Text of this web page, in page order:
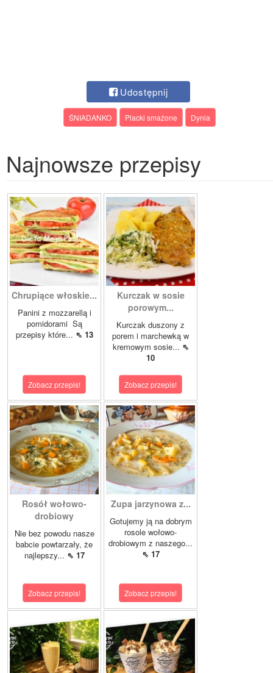
Udostępnij
ŚNIADANKO Placki smażone Dynia
Najnowsze przepisy
Chrupiące włoskie...
Panini z mozzarellą i
pomidorami Są
przepisy które... ⇖ 13
Zobacz przepis!
Kurczak w sosie
porowym...
Kurczak duszony z
porem i marchewką w
kremowym sosie... ⇖
10
Zobacz przepis!
Rosół wołowo-
drobiowy
Nie bez powodu nasze
babcie powtarzały, że
najlepszy... ⇖ 17
Zobacz przepis!
Zupa jarzynowa z...
Gotujemy ją na dobrym
rosole wołowo-
drobiowym z naszego...
⇖ 17
Zobacz przepis!